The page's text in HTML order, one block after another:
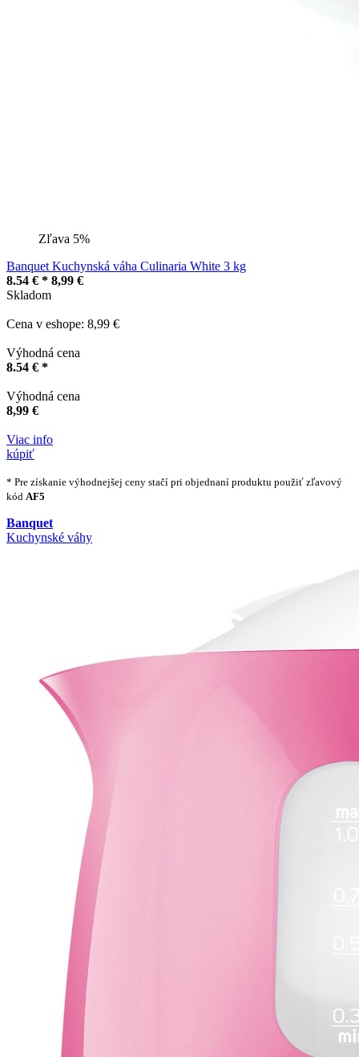
Zľava 5%
Banquet Kuchynská váha Culinaria White 3 kg
8.54 € * 8,99 €
Skladom
Cena v eshope: 8,99 €
Výhodná cena
8.54 € *
Výhodná cena
8,99 €
Viac info
kúpiť
* Pre získanie výhodnejšej ceny stačí pri objednaní produktu použiť zľavový
kód AF5
Banquet
Kuchynské váhy